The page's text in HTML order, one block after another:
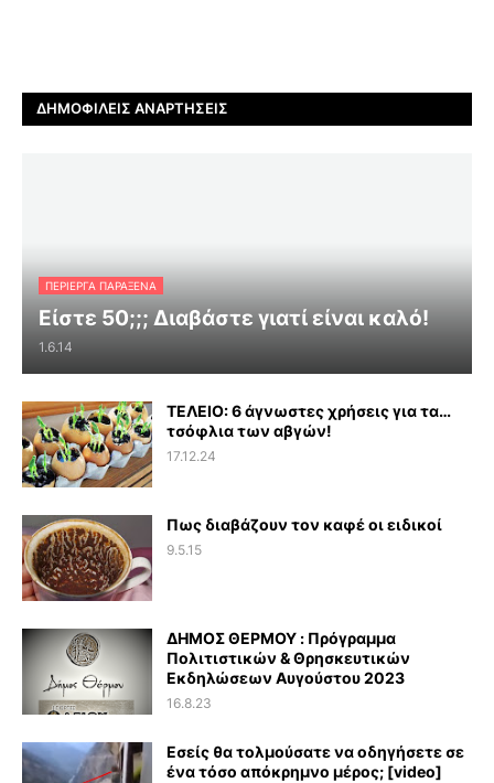
ΔΗΜΟΦΙΛΕΊΣ ΑΝΑΡΤΉΣΕΙΣ
ΠΕΡΊΕΡΓΑ ΠΑΡΆΞΕΝΑ
Είστε 50;;; Διαβάστε γιατί είναι καλό!
1.6.14
ΤΕΛΕΙΟ: 6 άγνωστες χρήσεις για τα…
τσόφλια των αβγών!
17.12.24
Πως διαβάζουν τον καφέ οι ειδικοί
9.5.15
ΔΗΜΟΣ ΘΕΡΜΟΥ : Πρόγραμμα
Πολιτιστικών & Θρησκευτικών
Εκδηλώσεων Αυγούστου 2023
16.8.23
Εσείς θα τολμούσατε να οδηγήσετε σε
ένα τόσο απόκρημνο μέρος; [video]